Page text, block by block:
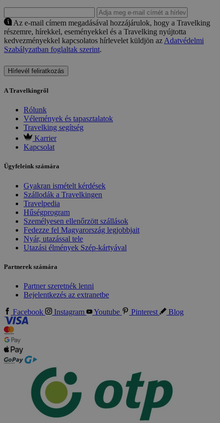
Az e-mail címem megadásával hozzájárulok, hogy a Travelking
részemre, hírekkel, eseményekkel és a Travelking nyújtotta
kedvezményekkel kapcsolatos hírlevelet küldjön az Adatvédelmi
Szabályzatban foglaltak szerint.
Hírlevél feliratkozás
A Travelkingről
Rólunk
Vélemények és tapasztalatok
Travelking segítség
Karrier
Kapcsolat
Ügyfeleink számára
Gyakran ismételt kérdések
Szállodák a Travelkingen
Travelpedia
Hűségprogram
Személyesen ellenőrzött szállások
Fedezze fel Magyarország legjobbjait
Nyár, utazással tele
Utazási élmények Szép-kártyával
Partnerek számára
Partner szeretnék lenni
Bejelentkezés az extranetbe
Facebook Instagram Youtube Pinterest Blog